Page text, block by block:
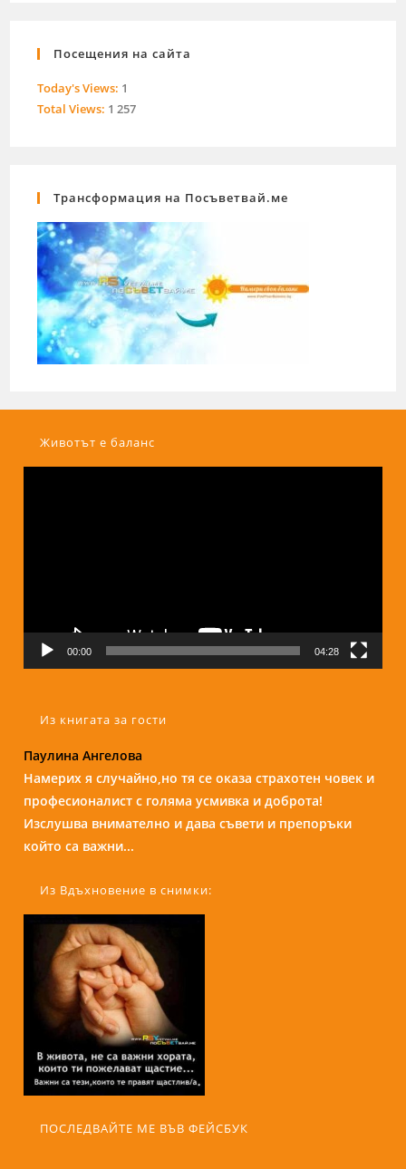
Посещения на сайта
Today's Views: 1
Total Views: 1 257
Трансформация на Посъветвай.ме
Животът е баланс
00:00 04:28
Из книгата за гости
Паулина Ангелова
Намерих я случайно,но тя се оказа страхотен човек и
професионалист с голяма усмивка и доброта!
Изслушва внимателно и дава съвети и препоръки
който са важни...
Надежда Б.
Бори е изключителен човек и специалист. С
присъствието и усмивката си те кара да се чувстваш
спокойно и уютно сякаш си на кафе с приятелка....